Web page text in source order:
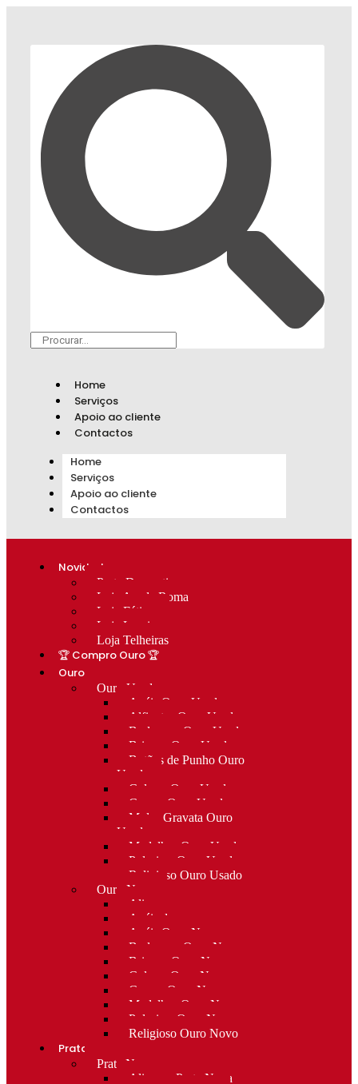
Home
Serviços
Apoio ao cliente
Contactos
Home
Serviços
Apoio ao cliente
Contactos
Novidades
Prata Decorativa
Loja Av. de Roma
Loja Fátima
Loja Lumiar
Loja Telheiras
🏆 Compro Ouro 🏆
Ouro
Ouro Usado
Anéis Ouro Usado
Alfinetes Ouro Usado
Berloques Ouro Usado
Brincos Ouro Usado
Botões de Punho Ouro
Usado
Colares Ouro Usado
Cruzes Ouro Usado
Molas Gravata Ouro
Usado
Medalhas Ouro Usado
Pulseiras Ouro Usado
Religioso Ouro Usado
Ouro Novo
Alianças
Anéis de curso
Anéis Ouro Novo
Berloques Ouro Novo
Brincos Ouro Novo
Colares Ouro Novo
Cruzes Ouro Novo
Medalhas Ouro Novo
Pulseiras Ouro Novo
Religioso Ouro Novo
Prata
Prata Nova
Alianças Prata Nova